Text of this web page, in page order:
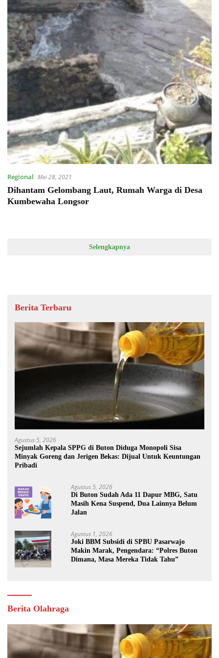
Regional Mei 28, 2021
Dihantam Gelombang Laut, Rumah Warga di Desa
Kumbewaha Longsor
Selengkapnya
Berita Terbaru
Agustus 5, 2026
Sejumlah Kepala SPPG di Buton Diduga Monopoli Sisa
Minyak Goreng dan Jerigen Bekas: Dijual Untuk Keuntungan
Pribadi
Agustus 5, 2026
Di Buton Sudah Ada 11 Dapur MBG, Satu
Masih Kena Suspend, Dua Lainnya Belum
Jalan
Agustus 1, 2026
Joki BBM Subsidi di SPBU Pasarwajo
Makin Marak, Pengendara: “Polres Buton
Dimana, Masa Mereka Tidak Tahu”
Berita Olahraga